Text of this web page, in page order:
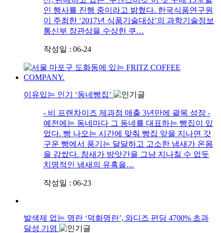
인 행사를 진행 중이라고 밝혔다. 한국식품연구원
이 주최한 ‘2017년 식품기술대상’의 과학기술정보
통신부 장관상을 수상한 쿠…
작성일 : 06-24
이유있는 인기 ‘동네빵집’
- 비 프랜차이즈 제과점 매출 3년만에 괄목 성장 -
예전에는 동네마다 그 동네를 대표하는 빵집이 있
었다. 빵 나오는 시간에 맞춰 빵집 앞을 지나면 갓
구운 빵에서 풍기는 달달하고 고소한 냄새가 온몸
을 감쌌다. 참새가 방앗간을 그냥 지나칠 수 없듯
치명적인 냄새의 유혹을…
작성일 : 06-23
발색제 없는 명란 ‘덕화명란’, 와디즈 펀딩 4700% 초과
달성 기염